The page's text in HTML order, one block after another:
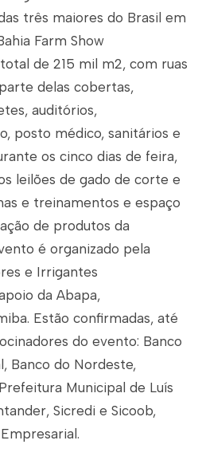
três maiores do Brasil em
Farm Show
de 215 mil m2, com ruas
delas cobertas,
auditórios,
posto médico, sanitários e
os cinco dias de feira,
leilões de gado de corte e
e treinamentos e espaço
de produtos da
é organizado pela
e Irrigantes
da Abapa,
Estão confirmadas, até
do evento: Banco
Banco do Nordeste,
Municipal de Luís
Sicredi e Sicoob,